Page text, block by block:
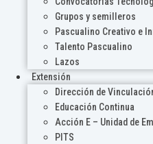
Grupos y semilleros
Pascualino Creativo e
Talento Pascualino
Lazos
Extensión
Dirección de
Educación Continua
Acción E – Unidad de
PITS